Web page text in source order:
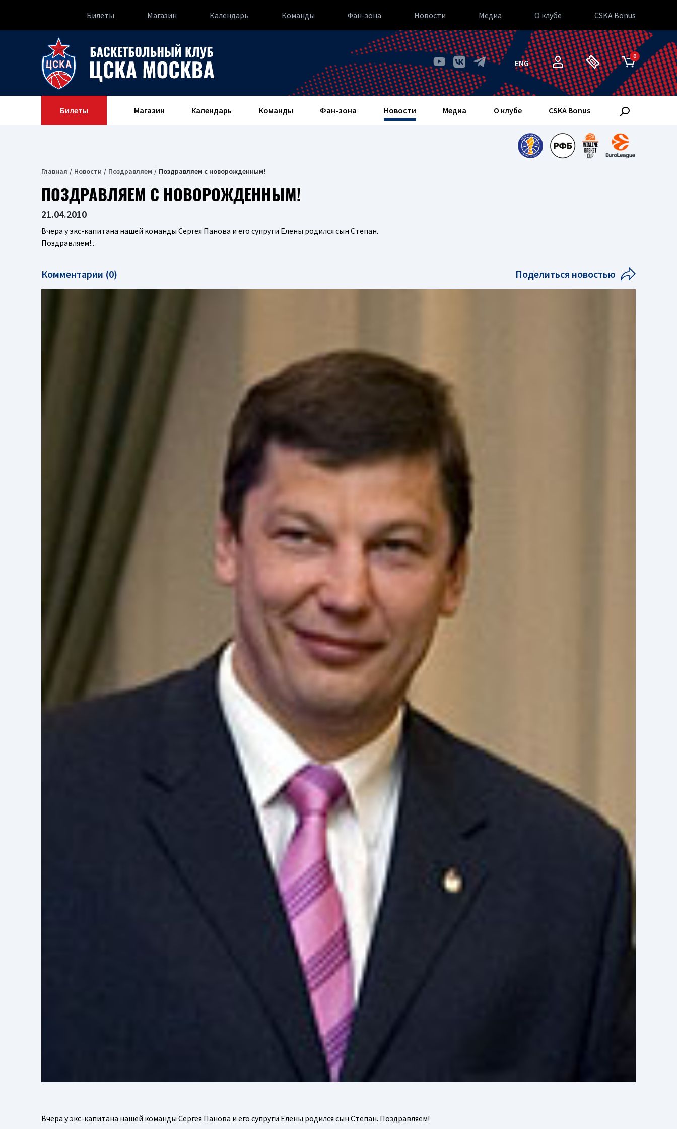
Билеты Магазин Календарь Команды Фан-зона Новости Медиа О клубе CSKA Bonus
ENG
0
Билеты Магазин Календарь Команды Фан-зона Новости Медиа О клубе CSKA Bonus
Главная Новости Поздравляем Поздравляем с новорожденным!
ПОЗДРАВЛЯЕМ С НОВОРОЖДЕННЫМ!
21.04.2010
Вчера у экс-капитана нашей команды Сергея Панова и его супруги Елены родился сын Степан.
Поздравляем!..
Комментарии (0) Поделиться новостью
Вчера у экс-капитана нашей команды Сергея Панова и его супруги Елены родился сын Степан. Поздравляем!